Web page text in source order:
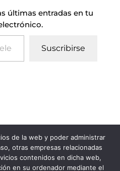
últimas entradas en tu
Suscribirse
de la web y poder administrar
otras empresas relacionadas
contenidos en dicha web,
en su ordenador mediante el